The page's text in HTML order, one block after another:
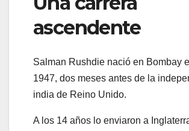
ascendente
Salman Rushdie nació en Bombay
1947, dos meses antes de la
india de Reino Unido.
A los 14 años lo enviaron a